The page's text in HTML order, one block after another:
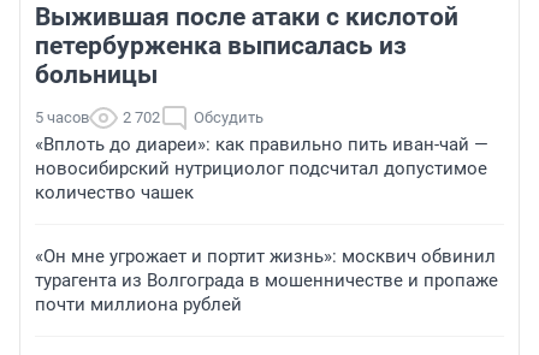
Выжившая после атаки с кислотой
петербурженка выписалась из
больницы
5 часов 2 702 Обсудить
«Вплоть до диареи»: как правильно пить иван-чай —
новосибирский нутрициолог подсчитал допустимое
количество чашек
«Он мне угрожает и портит жизнь»: москвич обвинил
турагента из Волгограда в мошенничестве и пропаже
почти миллиона рублей